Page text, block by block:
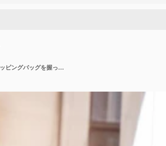
スマートフォンを使って笑顔の女性が屋外に立っているショッピングバッグを握っている